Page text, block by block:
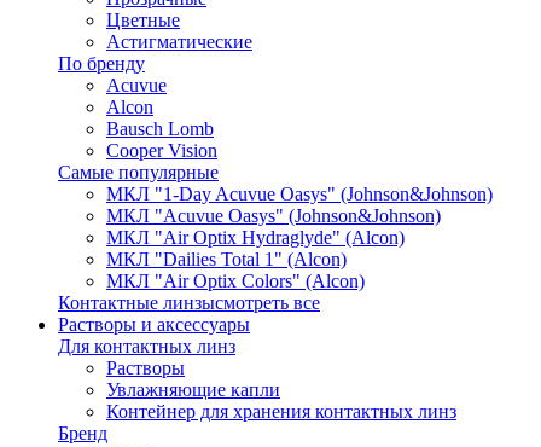
Цветные
Астигматические
По бренду
Acuvue
Alcon
Bausch Lomb
Cooper Vision
Самые популярные
МКЛ "1-Day Acuvue Oasys" (Johnson&Johnson)
МКЛ "Acuvue Oasys" (Johnson&Johnson)
МКЛ "Air Optix Hydraglyde" (Alcon)
МКЛ "Dailies Total 1" (Alcon)
МКЛ "Air Optix Colors" (Alcon)
Контактные линзысмотреть все
Растворы и аксессуары
Для контактных линз
Растворы
Увлажняющие капли
Контейнер для хранения контактных линз
Бренд